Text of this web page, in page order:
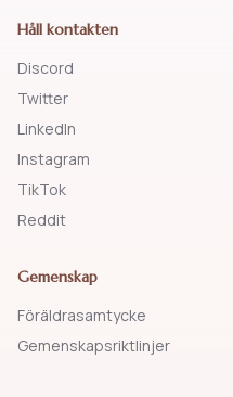
Håll kontakten
Discord
Twitter
LinkedIn
Instagram
TikTok
Reddit
Gemenskap
Föräldrasamtycke
Gemenskapsriktlinjer